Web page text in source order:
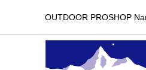
OUTDOOR PROSHOP